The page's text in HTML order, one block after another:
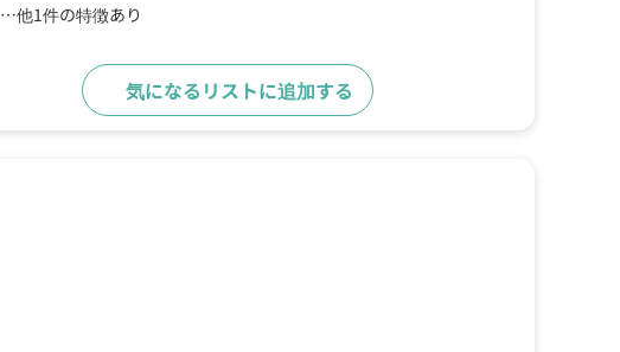
…他1件の特徴あり
気になるリストに追加する